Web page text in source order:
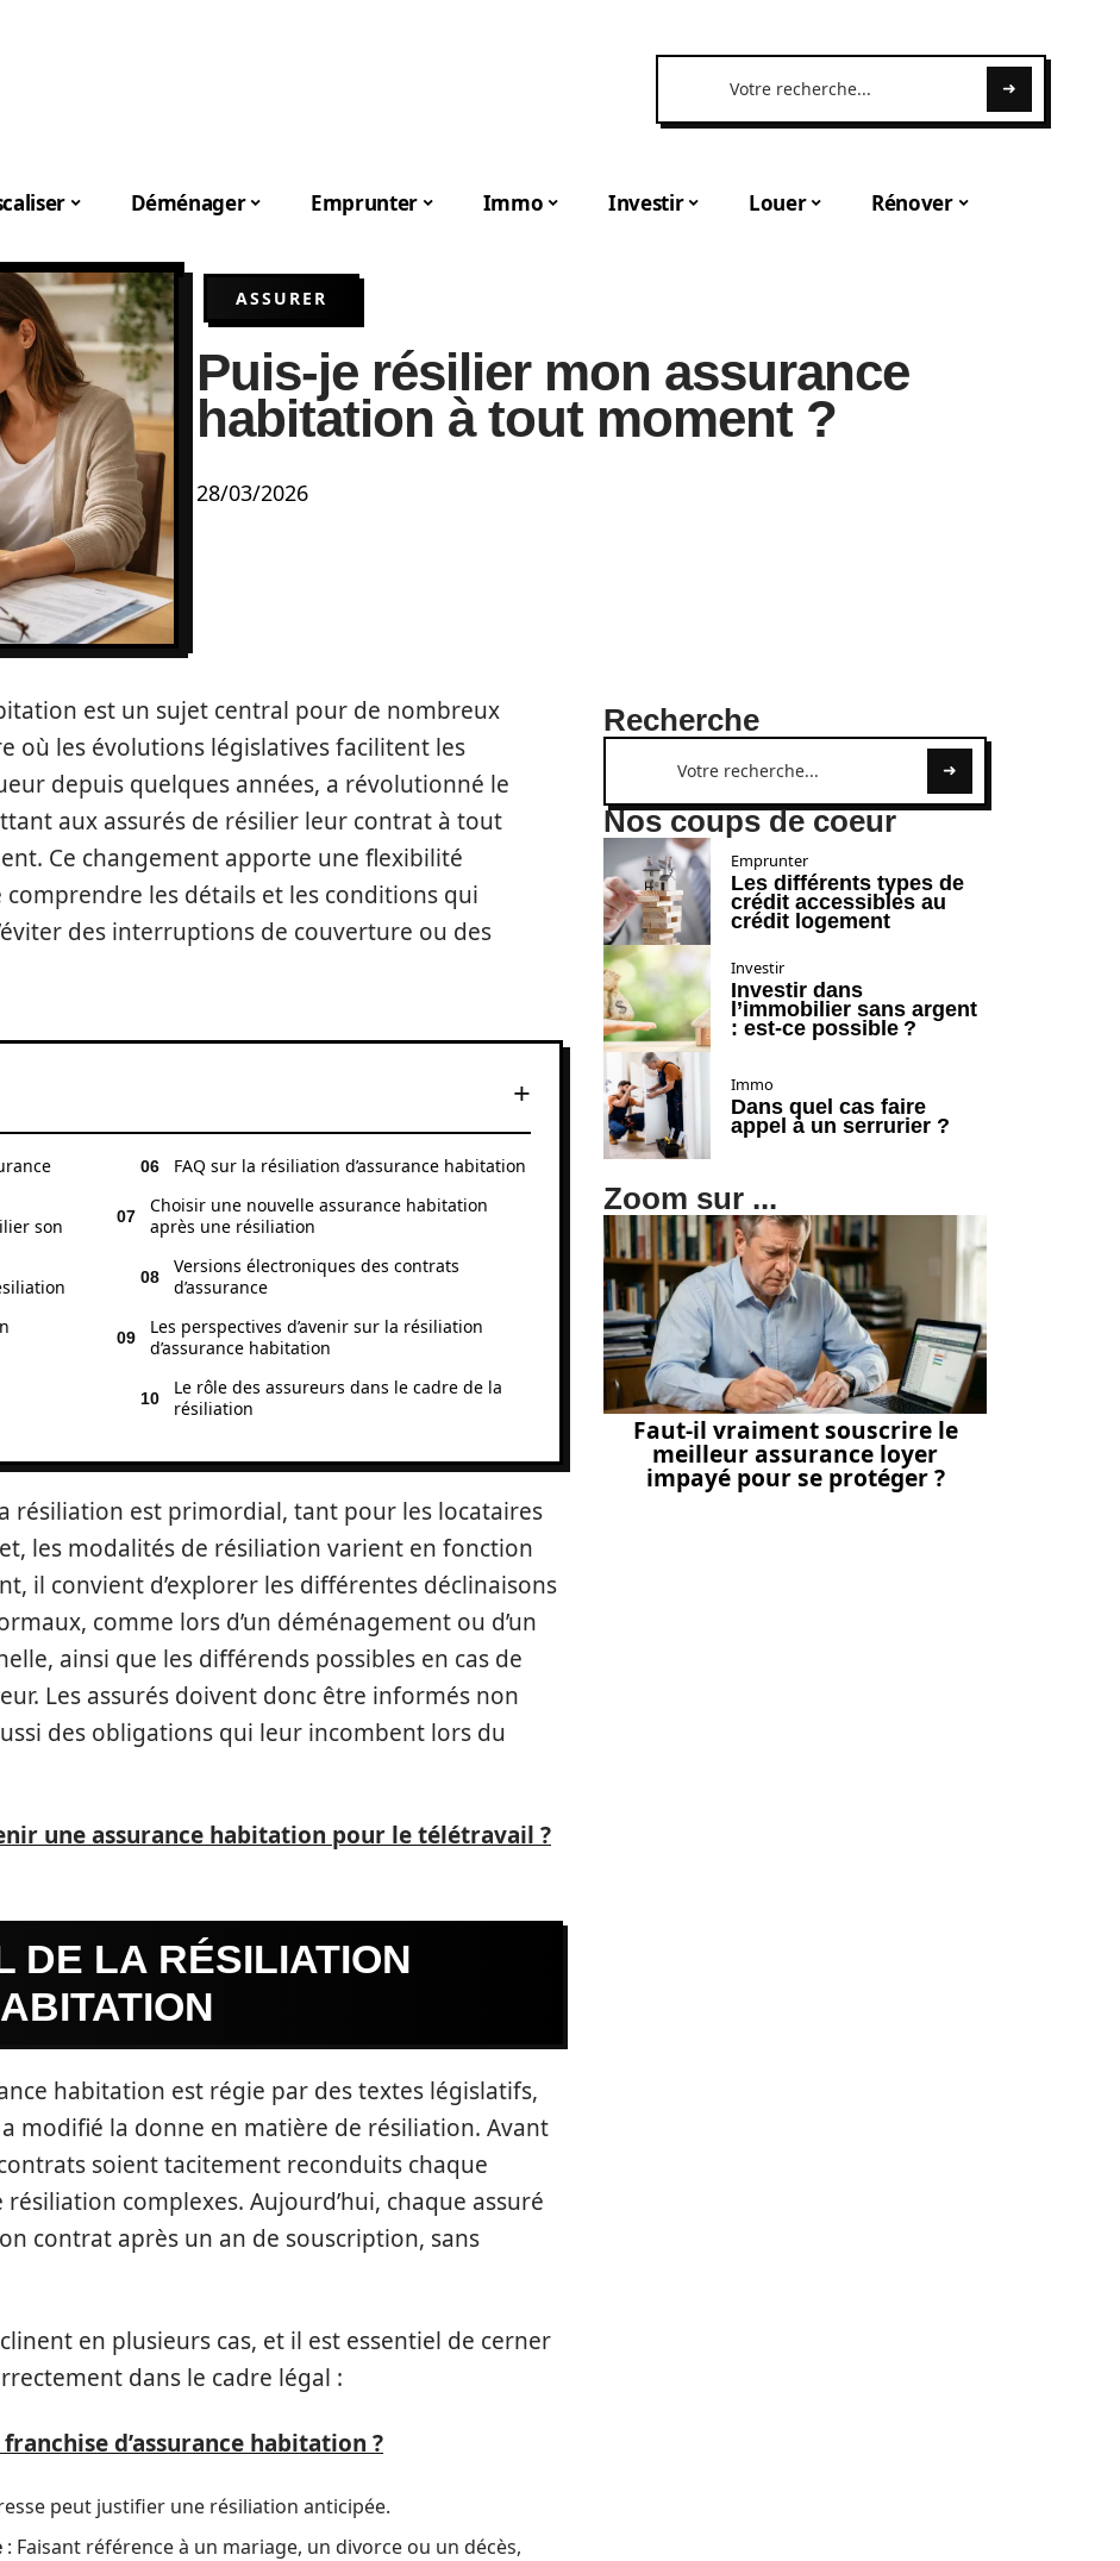
Déménager Emprunter Immo Investir Louer Rénover
ASSURER
Puis-je résilier mon assurance
habitation à tout moment ?
28/03/2026
est un sujet central pour de nombreux
où les évolutions législatives facilitent les
depuis quelques années, a révolutionné le
aux assurés de résilier leur contrat à tout
Ce changement apporte une flexibilité
les détails et les conditions qui
des interruptions de couverture ou des
son
FAQ sur la résiliation d’assurance habitation
Choisir une nouvelle assurance habitation
après une résiliation
Versions électroniques des contrats
d’assurance
Les perspectives d’avenir sur la résiliation
d’assurance habitation
Le rôle des assureurs dans le cadre de la
résiliation
résiliation est primordial, tant pour les locataires
les modalités de résiliation varient en fonction
il convient d’explorer les différentes déclinaisons
comme lors d’un déménagement ou d’un
ainsi que les différends possibles en cas de
Les assurés doivent donc être informés non
des obligations qui leur incombent lors du
une assurance habitation pour le télétravail ?
DE LA RÉSILIATION
habitation est régie par des textes législatifs,
modifié la donne en matière de résiliation. Avant
soient tacitement reconduits chaque
complexes. Aujourd’hui, chaque assuré
contrat après un an de souscription, sans
en plusieurs cas, et il est essentiel de cerner
dans le cadre légal :
d’assurance habitation ?
peut justifier une résiliation anticipée.
: Faisant référence à un mariage, un divorce ou un décès,
Recherche
Nos coups de coeur
Emprunter
Les différents types de
crédit accessibles au
crédit logement
Investir
Investir dans
l’immobilier sans argent
: est-ce possible ?
Immo
Dans quel cas faire
appel à un serrurier ?
Zoom sur ...
Faut-il vraiment souscrire le
meilleur assurance loyer
impayé pour se protéger ?